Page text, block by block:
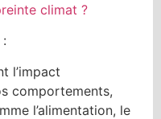
climat ?
l’impact
comportements,
l’alimentation, le